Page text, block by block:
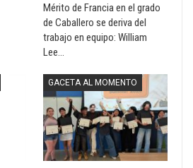
Mérito de Francia en el grado
de Caballero se deriva del
trabajo en equipo: William
Lee…
GACETA AL MOMENTO